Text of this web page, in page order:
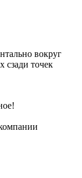
вокруг
сзади точек